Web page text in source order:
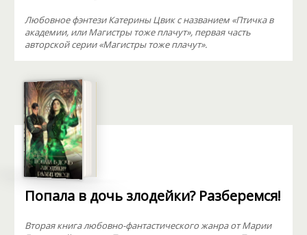
Любовное фэнтези Катерины Цвик с названием «Птичка в
академии, или Магистры тоже плачут», первая часть
авторской серии «Магистры тоже плачут».
Попала в дочь злодейки? Разберемся!
Вторая книга любовно-фантастического жанра от Марии